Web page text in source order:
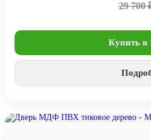
29 700
Купить в